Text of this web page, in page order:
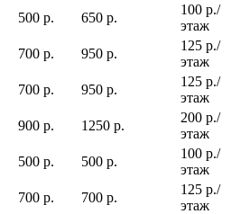
500 р. 650 р.
100 р./
этаж
700 р. 950 р.
125 р./
этаж
700 р. 950 р.
125 р./
этаж
900 р. 1250 р.
200 р./
этаж
500 р. 500 р.
100 р./
этаж
700 р. 700 р.
125 р./
этаж